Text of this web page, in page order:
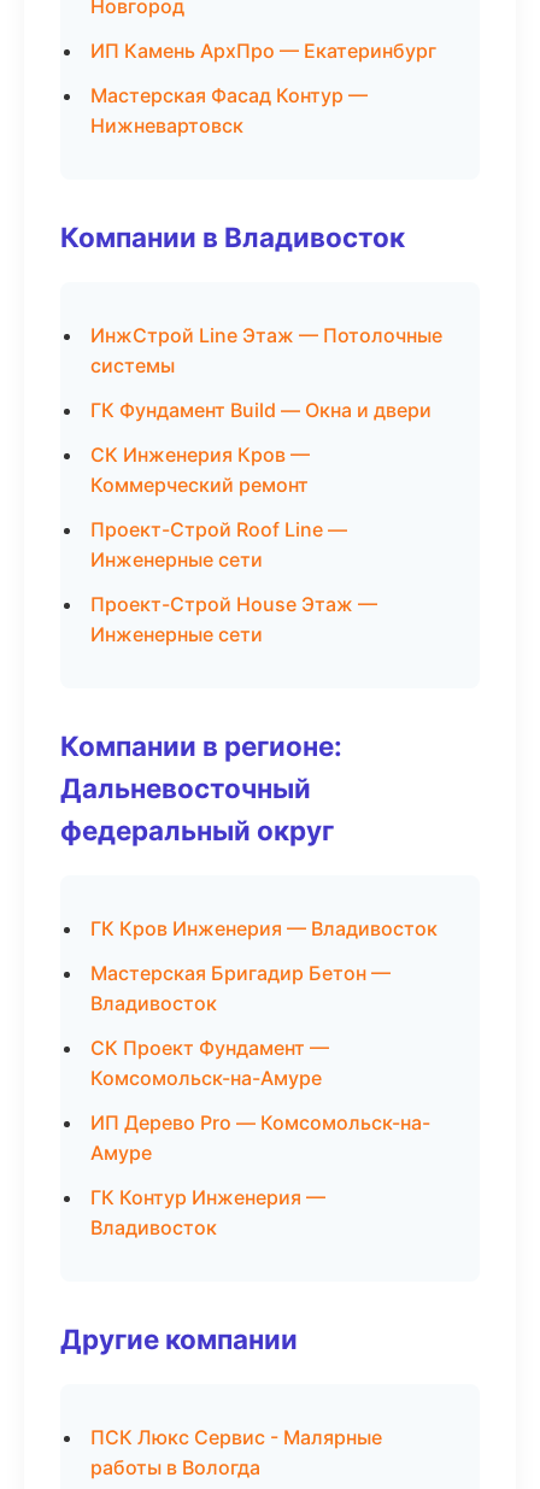
Новгород
ИП Камень АрхПро — Екатеринбург
Мастерская Фасад Контур —
Нижневартовск
Компании в Владивосток
ИнжСтрой Line Этаж — Потолочные
системы
ГК Фундамент Build — Окна и двери
СК Инженерия Кров —
Коммерческий ремонт
Проект-Строй Roof Line —
Инженерные сети
Проект-Строй House Этаж —
Инженерные сети
Компании в регионе:
Дальневосточный
федеральный округ
ГК Кров Инженерия — Владивосток
Мастерская Бригадир Бетон —
Владивосток
СК Проект Фундамент —
Комсомольск-на-Амуре
ИП Дерево Pro — Комсомольск-на-
Амуре
ГК Контур Инженерия —
Владивосток
Другие компании
ПСК Люкс Сервис - Малярные
работы в Вологда